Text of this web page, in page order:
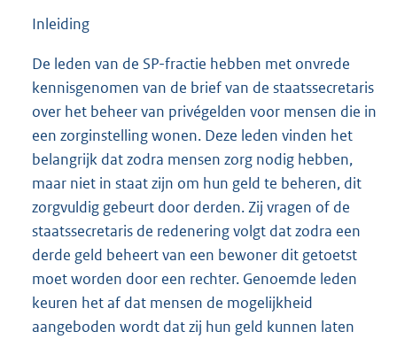
Inleiding
De leden van de SP-fractie hebben met onvrede
kennisgenomen van de brief van de staatssecretaris
over het beheer van privégelden voor mensen die in
een zorginstelling wonen. Deze leden vinden het
belangrijk dat zodra mensen zorg nodig hebben,
maar niet in staat zijn om hun geld te beheren, dit
zorgvuldig gebeurt door derden. Zij vragen of de
staatssecretaris de redenering volgt dat zodra een
derde geld beheert van een bewoner dit getoetst
moet worden door een rechter. Genoemde leden
keuren het af dat mensen de mogelijkheid
aangeboden wordt dat zij hun geld kunnen laten